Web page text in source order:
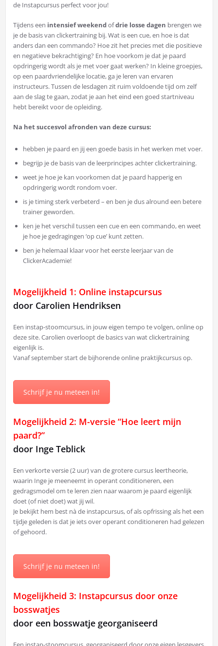
de Instapcursus perfect voor jou!
Tijdens een intensief weekendofdrie losse dagen brengen we
je de basis van clickertraining bij. Wat is een cue, en hoe is dat
anders dan een commando? Hoe zit het precies met die positieve
en negatieve bekrachtiging? En hoe voorkom je dat je paard
opdringerig wordt als je met voer gaat werken? In kleine groepjes,
op een paardvriendelijke locatie, ga je leren van ervaren
instructeurs. Tussen de lesdagen zit ruim voldoende tijd om zelf
aan de slag te gaan, zodat je aan het eind een goed startniveau
hebt bereikt voor de opleiding.
Na het succesvol afronden van deze cursus:
hebben je paard en jij een goede basis in het werken met voer.
begrijp je de basis van de leerprincipes achter clickertraining.
weet je hoe je kan voorkomen dat je paard happerig en
opdringerig wordt rondom voer.
is je timing sterk verbeterd – en ben je dus alround een betere
trainer geworden.
ken je het verschil tussen een cue en een commando, en weet
je hoe je gedragingen ‘op cue’ kunt zetten.
ben je helemaal klaar voor het eerste leerjaar van de
ClickerAcademie!
Mogelijkheid 1: Online instapcursus
door Carolien Hendriksen
Een instap-stoomcursus, in jouw eigen tempo te volgen, online op
deze site. Carolien overloopt de basics van wat clickertraining
eigenlijk is.
Vanaf september start de bijhorende online praktijkcursus op.
Schrijf je nu meteen in!
Mogelijkheid 2: M-versie “Hoe leert mijn
paard?”
door Inge Teblick
Een verkorte versie (2 uur) van de grotere cursus leertheorie,
waarin Inge je meeneemt in operant conditioneren, een
gedragsmodel om te leren zien naar waarom je paard eigenlijk
doet (of niet doet) wat jij wil.
Je bekijkt hem best nà de instapcursus, of als opfrissing als het een
tijdje geleden is dat je iets over operant conditioneren had gelezen
of gehoord.
Schrijf je nu meteen in!
Mogelijkheid 3: Instapcursus door onze
bosswatjes
door een bosswatje georganiseerd